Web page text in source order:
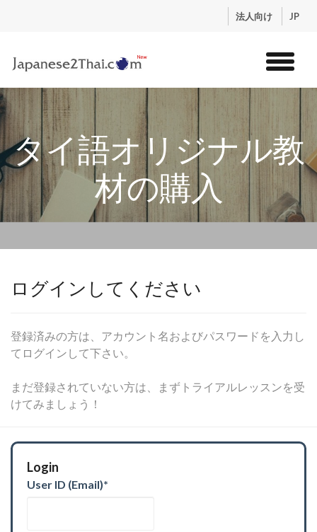
法人向け JP
トップ
サービス
コンテンツ
講師紹介
料金
お申込流れ
タイ語オリジナル教
材の購入
ログインしてください
登録済みの方は、アカウント名およびパスワードを入力し
てログインして下さい。
まだ登録されていない方は、まずトライアルレッスンを受
けてみましょう！
Login
User ID (Email)*